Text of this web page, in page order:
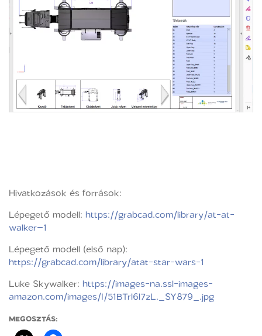
Hivatkozások és források:
Lépegető modell: https://grabcad.com/library/at-at-
walker–1
Lépegető modell (első nap):
https://grabcad.com/library/atat-star-wars-1
Luke Skywalker: https://images-na.ssl-images-
amazon.com/images/I/51BTrl6l7zL._SY879_.jpg
MEGOSZTÁS: